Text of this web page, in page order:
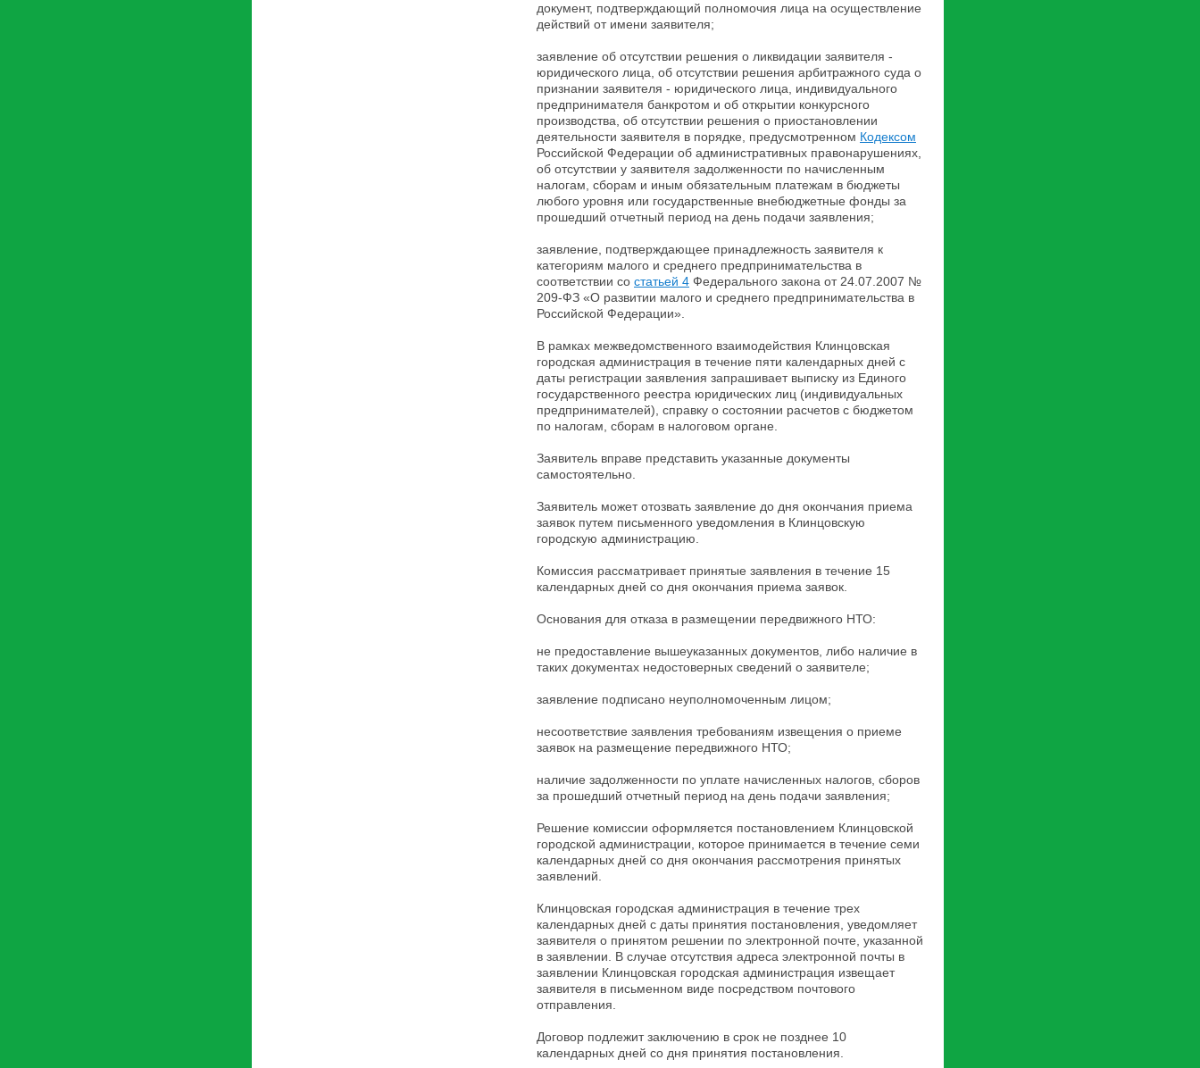
документ, подтверждающий полномочия лица на осуществление
действий от имени заявителя;
заявление об отсутствии решения о ликвидации заявителя -
юридического лица, об отсутствии решения арбитражного суда о
признании заявителя - юридического лица, индивидуального
предпринимателя банкротом и об открытии конкурсного
производства, об отсутствии решения о приостановлении
деятельности заявителя в порядке, предусмотренном Кодексом
Российской Федерации об административных правонарушениях,
об отсутствии у заявителя задолженности по начисленным
налогам, сборам и иным обязательным платежам в бюджеты
любого уровня или государственные внебюджетные фонды за
прошедший отчетный период на день подачи заявления;
заявление, подтверждающее принадлежность заявителя к
категориям малого и среднего предпринимательства в
соответствии со статьей 4 Федерального закона от 24.07.2007 №
209-ФЗ «О развитии малого и среднего предпринимательства в
Российской Федерации».
В рамках межведомственного взаимодействия Клинцовская
городская администрация в течение пяти календарных дней с
даты регистрации заявления запрашивает выписку из Единого
государственного реестра юридических лиц (индивидуальных
предпринимателей), справку о состоянии расчетов с бюджетом
по налогам, сборам в налоговом органе.
Заявитель вправе представить указанные документы
самостоятельно.
Заявитель может отозвать заявление до дня окончания приема
заявок путем письменного уведомления в Клинцовскую
городскую администрацию.
Комиссия рассматривает принятые заявления в течение 15
календарных дней со дня окончания приема заявок.
Основания для отказа в размещении передвижного НТО:
не предоставление вышеуказанных документов, либо наличие в
таких документах недостоверных сведений о заявителе;
заявление подписано неуполномоченным лицом;
несоответствие заявления требованиям извещения о приеме
заявок на размещение передвижного НТО;
наличие задолженности по уплате начисленных налогов, сборов
за прошедший отчетный период на день подачи заявления;
Решение комиссии оформляется постановлением Клинцовской
городской администрации, которое принимается в течение семи
календарных дней со дня окончания рассмотрения принятых
заявлений.
Клинцовская городская администрация в течение трех
календарных дней с даты принятия постановления, уведомляет
заявителя о принятом решении по электронной почте, указанной
в заявлении. В случае отсутствия адреса электронной почты в
заявлении Клинцовская городская администрация извещает
заявителя в письменном виде посредством почтового
отправления.
Договор подлежит заключению в срок не позднее 10
календарных дней со дня принятия постановления.